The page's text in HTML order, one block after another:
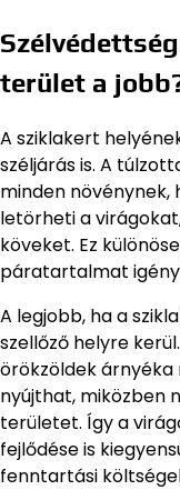
terület a
A sziklakert
széljárás is. A
minden növénynek,
letörheti a
köveket. Ez
páratartalmat
A legjobb, ha a
szellőző helyre
örökzöldek
nyújthat, miközben
területet. Így a
fejlődése is
fenntartási